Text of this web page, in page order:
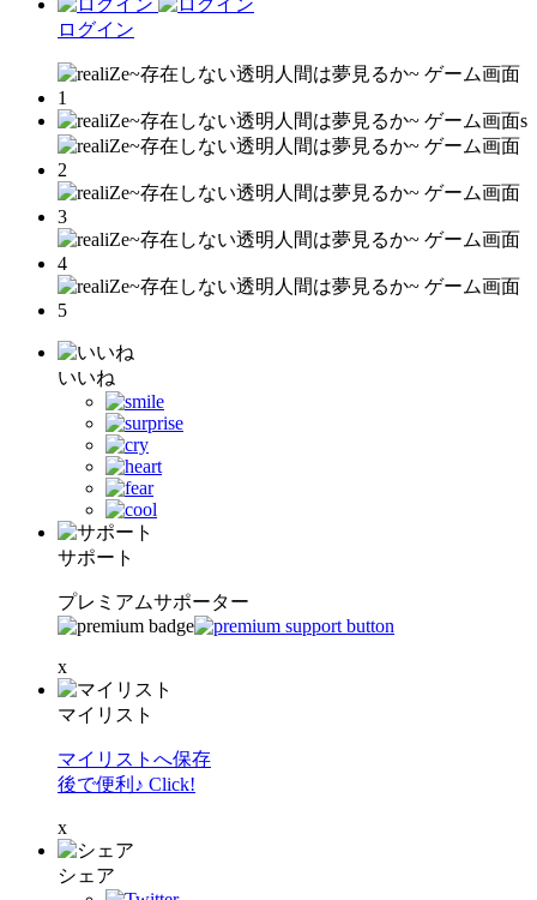
ログイン
いいね
サポート
プレミアムサポーター
x
マイリスト
マイリストへ保存
後で便利♪ Click!
x
シェア